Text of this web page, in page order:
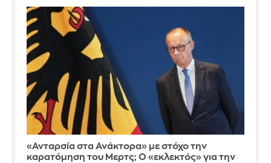
«Ανταρσία στα Ανάκτορα» με στόχο την
καρατόμηση του Μερτς; Ο «εκλεκτός» για την